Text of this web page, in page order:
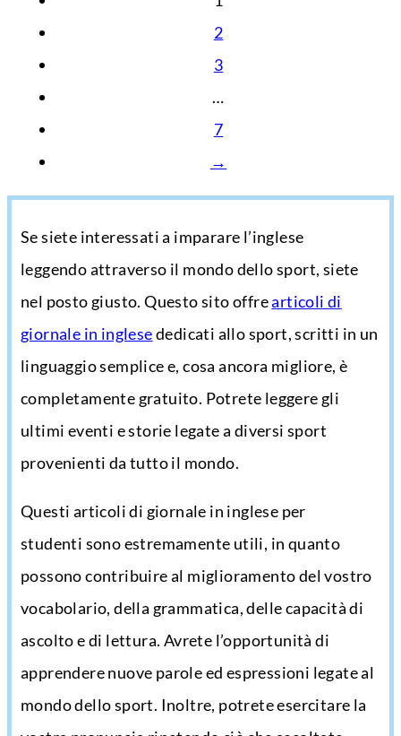
2
3
…
7
→
Se siete interessati a imparare l’inglese
leggendo attraverso il mondo dello sport, siete
nel posto giusto. Questo sito offrearticoli di
giornale in inglesededicati allo sport, scritti in un
linguaggio semplice e, cosa ancora migliore, è
completamente gratuito. Potrete leggere gli
ultimi eventi e storie legate a diversi sport
provenienti da tutto il mondo.
Questi articoli di giornale in inglese per
studenti sono estremamente utili, in quanto
possono contribuire al miglioramento del vostro
vocabolario, della grammatica, delle capacità di
ascolto e di lettura. Avrete l’opportunità di
apprendere nuove parole ed espressioni legate al
mondo dello sport. Inoltre, potrete esercitare la